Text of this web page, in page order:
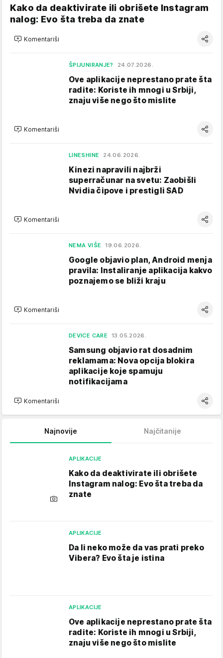
Kako da deaktivirate ili obrišete Instagram
nalog: Evo šta treba da znate
Komentariši
ŠPIJUNIRANJE? 24.07.2026.
Ove aplikacije neprestano prate šta
radite: Koriste ih mnogi u Srbiji,
znaju više nego što mislite
Komentariši
LINESHINE 24.06.2026.
Kinezi napravili najbrži
superračunar na svetu: Zaobišli
Nvidia čipove i prestigli SAD
Komentariši
NEMA VIŠE 19.06.2026.
Google objavio plan, Android menja
pravila: Instaliranje aplikacija kakvo
poznajemo se bliži kraju
Komentariši
DEVICE CARE 13.05.2026.
Samsung objavio rat dosadnim
reklamama: Nova opcija blokira
aplikacije koje spamuju
notifikacijama
Komentariši
Najnovije Najčitanije
APLIKACIJE
Kako da deaktivirate ili obrišete
Instagram nalog: Evo šta treba da
znate
APLIKACIJE
Da li neko može da vas prati preko
Vibera? Evo šta je istina
APLIKACIJE
Ove aplikacije neprestano prate šta
radite: Koriste ih mnogi u Srbiji,
znaju više nego što mislite